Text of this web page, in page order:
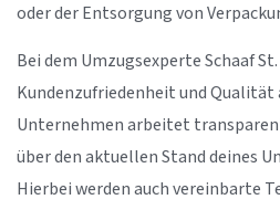
oder der Entsorgung von
Bei dem Umzugsexperte Schaaf
Kundenzufriedenheit und Qualität
Unternehmen arbeitet
über den aktuellen Stand deines
Hierbei werden auch vereinbarte